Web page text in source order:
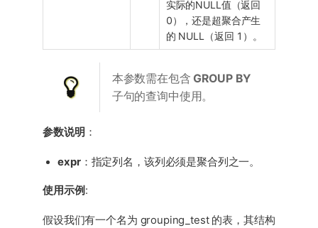
实际的NULL值（返回
0），还是超聚合产生
的 NULL（返回 1）。
本参数需在包含 GROUP BY
子句的查询中使用。
参数说明 ：
expr：指定列名，该列必须是聚合列之一。
使用示例 :
假设我们有一个名为 grouping_test 的表，其结构